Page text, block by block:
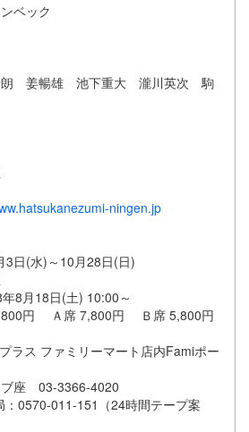
ベック
朗 姜暢雄 池下重大 瀧川英次 駒
ningen.jp
3日(水)～10月28日(日)
8月18日(土) 10:00～
円 Ａ席 7,800円 Ｂ席 5,800円
ラス ファミリーマート店内Famiポー
ブ座 03-3366-4020
0570-011-151（24時間テープ案